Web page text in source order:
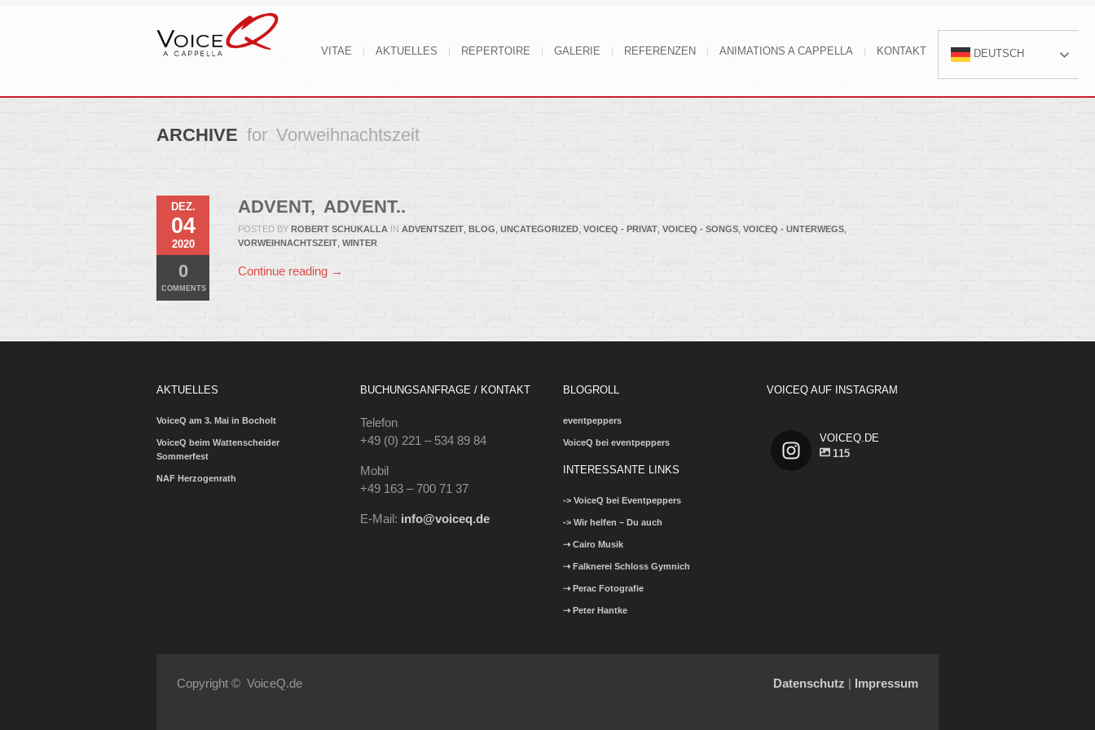
VITAE AKTUELLES REPERTOIRE GALERIE REFERENZEN ANIMATIONS A CAPPELLA KONTAKT DEUTSCH
ARCHIVE for Vorweihnachtszeit
DEZ.
04
2020
0
COMMENTS
ADVENT, ADVENT..
POSTED BY ROBERT SCHUKALLA IN ADVENTSZEIT BLOG UNCATEGORIZED VOICEQ - PRIVAT VOICEQ - SONGS VOICEQ - UNTERWEGS
VORWEIHNACHTSZEIT WINTER
Continue reading →
AKTUELLES
VoiceQ am 3. Mai in Bocholt
VoiceQ beim Wattenscheider
Sommerfest
NAF Herzogenrath
BUCHUNGSANFRAGE / KONTAKT
Telefon
+49 (0) 221 – 534 89 84
Mobil
+49 163 – 700 71 37
E-Mail: info@voiceq.de
BLOGROLL
eventpeppers
VoiceQ bei eventpeppers
INTERESSANTE LINKS
-> VoiceQ bei Eventpeppers
-> Wir helfen – Du auch
⇢ Cairo Musik
⇢ Falknerei Schloss Gymnich
⇢ Perac Fotografie
⇢ Peter Hantke
VOICEQ AUF INSTAGRAM
VOICEQ.DE
115
Copyright © VoiceQ.de Datenschutz | Impressum